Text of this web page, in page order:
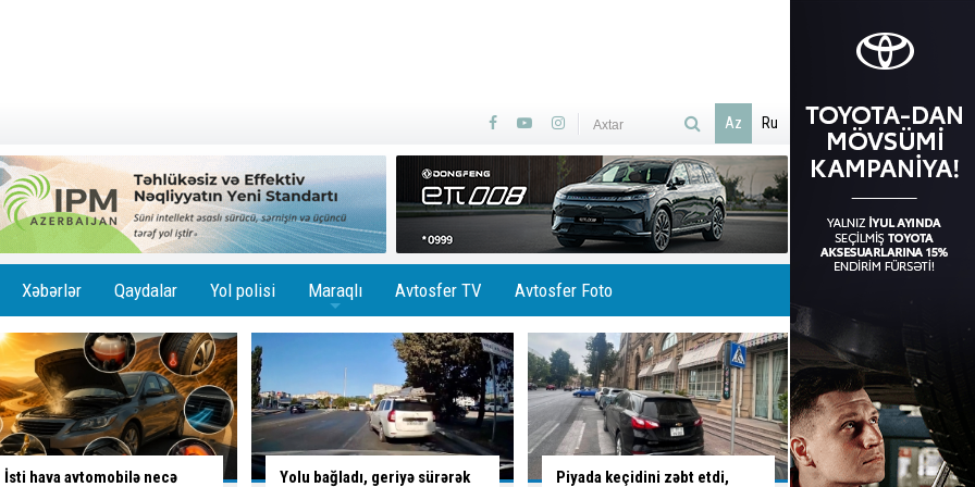
Az Ru
Xəbərlər Qaydalar Yol polisi Maraqlı Avtosfer TV Avtosfer Foto
İsti hava avtomobilə necə
Yolu bağladı, geriyə sürərək
Piyada keçidini zəbt etdi,
İctimai nəqliyyatda